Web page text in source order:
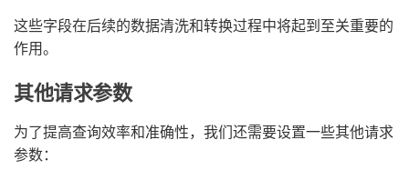
这些字段在后续的数据清洗和转换过程中将起到至关重要的
作用。
其他请求参数
为了提高查询效率和准确性，我们还需要设置一些其他请求
参数：